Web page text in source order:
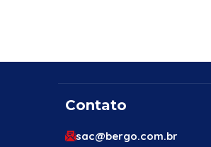
Contato
sac@bergo.com.br